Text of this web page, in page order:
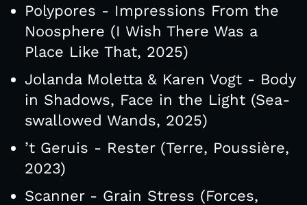
Polypores - Impressions From the
Noosphere (I Wish There Was a
Place Like That, 2025)
Jolanda Moletta & Karen Vogt - Body
in Shadows, Face in the Light (Sea-
swallowed Wands, 2025)
’t Geruis - Rester (Terre, Poussière,
2023)
Scanner - Grain Stress (Forces,